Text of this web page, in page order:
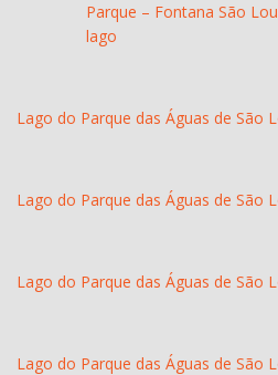
Parque – Fontana São
lago
Lago do Parque das Águas de São
Lago do Parque das Águas de São
Lago do Parque das Águas de São
Lago do Parque das Águas de São